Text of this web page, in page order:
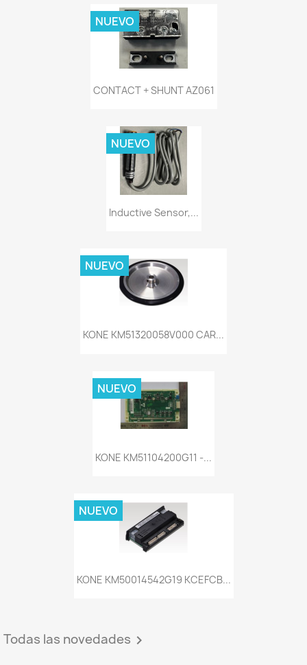
CONTACT + SHUNT AZ061
NUEVO
Inductive Sensor,...
NUEVO
KONE KM51320058V000 CAR...
NUEVO
KONE KM51104200G11 -...
NUEVO
KONE KM50014542G19 KCEFCB...
NUEVO
Todas las novedades 